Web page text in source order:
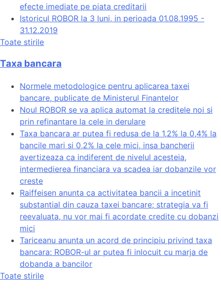
efecte imediate pe piata creditarii
Istoricul ROBOR la 3 luni, in perioada 01.08.1995 -
31.12.2019
Toate stirile
Taxa bancara
Normele metodologice pentru aplicarea taxei
bancare, publicate de Ministerul Finantelor
Noul ROBOR se va aplica automat la creditele noi si
prin refinantare la cele in derulare
Taxa bancara ar putea fi redusa de la 1,2% la 0,4% la
bancile mari si 0,2% la cele mici, insa bancherii
avertizeaza ca indiferent de nivelul acesteia,
intermedierea financiara va scadea iar dobanzile vor
creste
Raiffeisen anunta ca activitatea bancii a incetinit
substantial din cauza taxei bancare; strategia va fi
reevaluata, nu vor mai fi acordate credite cu dobanzi
mici
Tariceanu anunta un acord de principiu privind taxa
bancara: ROBOR-ul ar putea fi inlocuit cu marja de
dobanda a bancilor
Toate stirile